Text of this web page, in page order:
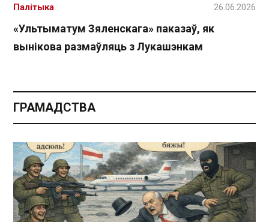
«Ультыматум Зяленскага» паказаў, як
вынікова размаўляць з Лукашэнкам
Палітыка 26.06.2026
ГРАМАДСТВА